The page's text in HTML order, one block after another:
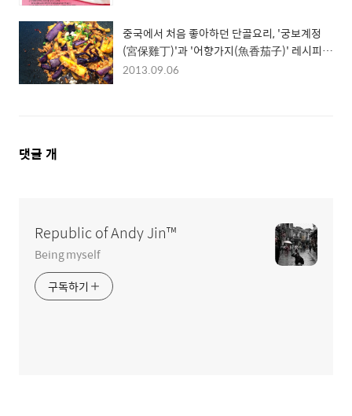
중국에서 처음 좋아하던 단골요리, '궁보계정
(宮保雞丁)'과 '어향가지(魚香茄子)' 레시피
방출
2013.09.06
댓
댓글 개
Republic of Andy Jin™
Being myself
구독하기